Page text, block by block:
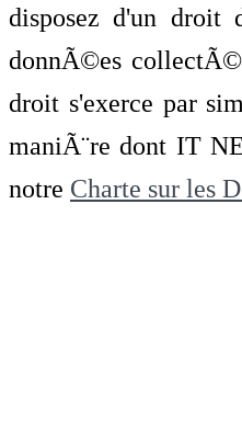
disposez d'un droit
donnÃ©es
droit s'exerce par
maniÃ¨re dont IT
notre Charte sur les